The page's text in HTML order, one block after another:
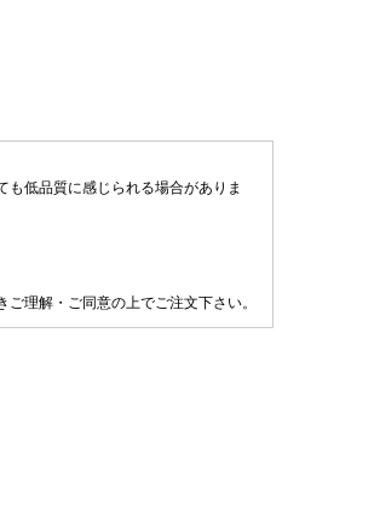
低品質に感じられる場合がありま
理解・ご同意の上でご注文下さい。